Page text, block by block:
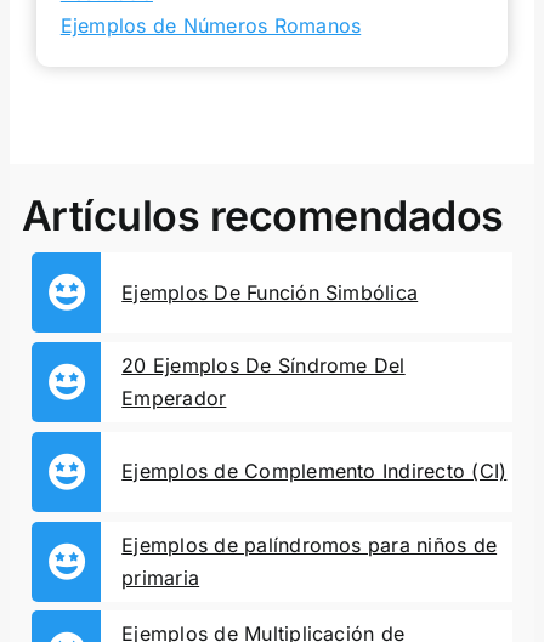
Ejemplos de Números Romanos
Artículos recomendados
Ejemplos De Función Simbólica
20 Ejemplos De Síndrome Del
Emperador
Ejemplos de Complemento Indirecto (CI)
Ejemplos de palíndromos para niños de
primaria
Ejemplos de Multiplicación de